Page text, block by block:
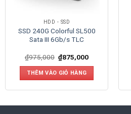
HDD - SSD
SSD 240G Colorful SL500
Sata III 6Gb/s TLC
₫975,000 ₫875,000
THÊM VÀO GIỎ HÀNG